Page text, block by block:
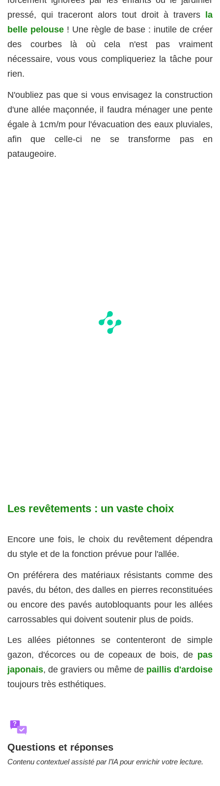
pressé, qui traceront alors tout droit à travers
la
belle pelouse! Une règle de base : inutile de créer
des courbes là où cela n'est pas vraiment
nécessaire, vous vous compliqueriez la tâche pour
rien.
N'oubliez pas que si vous envisagez la construction
d'une allée maçonnée, il faudra ménager une pente
égale à 1cm/m pour l'évacuation des eaux pluviales,
afin que celle-ci ne se transforme pas en
pataugeoire.
Les revêtements : un vaste choix
Encore une fois, le choix du revêtement dépendra
du style et de la fonction prévue pour l'allée.
On préférera des matériaux résistants comme des
pavés, du béton, des dalles en pierres reconstituées
ou encore des pavés autobloquants pour les allées
carrossables qui doivent soutenir plus de poids.
Les allées piétonnes se contenteront de simple
gazon, d'écorces ou de copeaux de bois, de pas
japonais, de graviers ou même de paillis d'ardoise
toujours très esthétiques.
?
Questions et réponses
Contenu contextuel assisté par l’IA pour enrichir votre lecture.